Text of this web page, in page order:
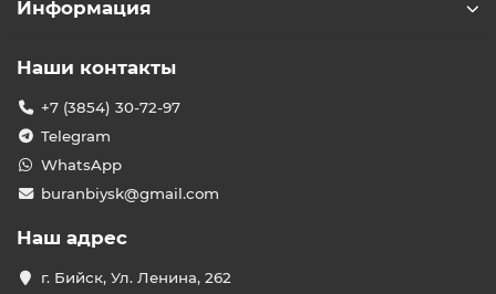
Информация
Наши контакты
+7 (3854) 30-72-97
Telegram
WhatsApp
buranbiysk@gmail.com
Наш адрес
г. Бийск, Ул. Ленина, 262